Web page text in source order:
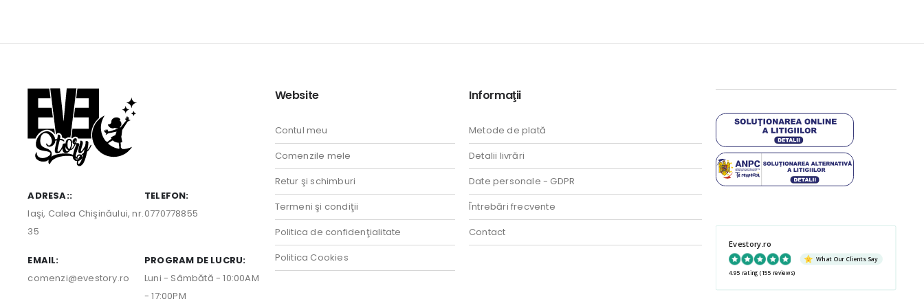
ADRESA::
Iaşi, Calea Chişinăului, nr.
35
TELEFON:
0770778855
EMAIL:
comenzi@evestory.ro
PROGRAM DE LUCRU:
Luni - Sâmbătă - 10:00AM
- 17:00PM
Website
Contul meu
Comenzile mele
Retur şi schimburi
Termeni şi condiţii
Politica de confidenţialitate
Politica Cookies
Informaţii
Metode de plată
Detalii livrări
Date personale - GDPR
Întrebări frecvente
Contact
Evestory.ro
What Our Clients Say
4.95 rating (155 reviews)